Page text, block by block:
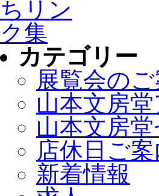
カテゴリー
展覧会の
山本文房
山本文房
店休日ご案
新着情報